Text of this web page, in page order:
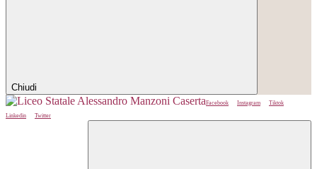
Chiudi
Facebook Instagram
Tiktok
Linkedin
Twitter